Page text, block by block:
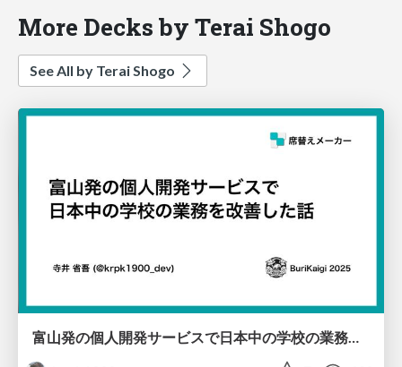
More Decks by Terai Shogo
See All by Terai Shogo
富山発の個人開発サービスで日本中の学校の業務を改善した話